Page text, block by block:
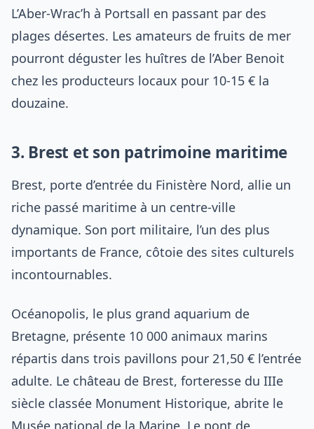
L’Aber-Wrac’h à Portsall en passant par des
plages désertes. Les amateurs de fruits de mer
pourront déguster les huîtres de l’Aber Benoit
chez les producteurs locaux pour 10-15 € la
douzaine.
3. Brest et son patrimoine maritime
Brest, porte d’entrée du Finistère Nord, allie un
riche passé maritime à un centre-ville
dynamique. Son port militaire, l’un des plus
importants de France, côtoie des sites culturels
incontournables.
Océanopolis, le plus grand aquarium de
Bretagne, présente 10 000 animaux marins
répartis dans trois pavillons pour 21,50 € l’entrée
adulte. Le château de Brest, forteresse du IIIe
siècle classée Monument Historique, abrite le
Musée national de la Marine. Le pont de